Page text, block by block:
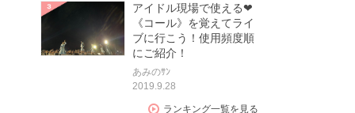
アイドル現場で使える❤
《コール》を覚えてライ
ブに行こう！使用頻度順
にご紹介！
あみのｻﾝ
2019.9.28
ランキング一覧を見る